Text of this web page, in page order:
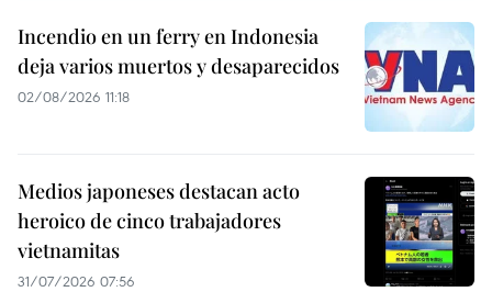
Incendio en un ferry en Indonesia
deja varios muertos y desaparecidos
02/08/2026 11:18
Medios japoneses destacan acto
heroico de cinco trabajadores
vietnamitas
31/07/2026 07:56